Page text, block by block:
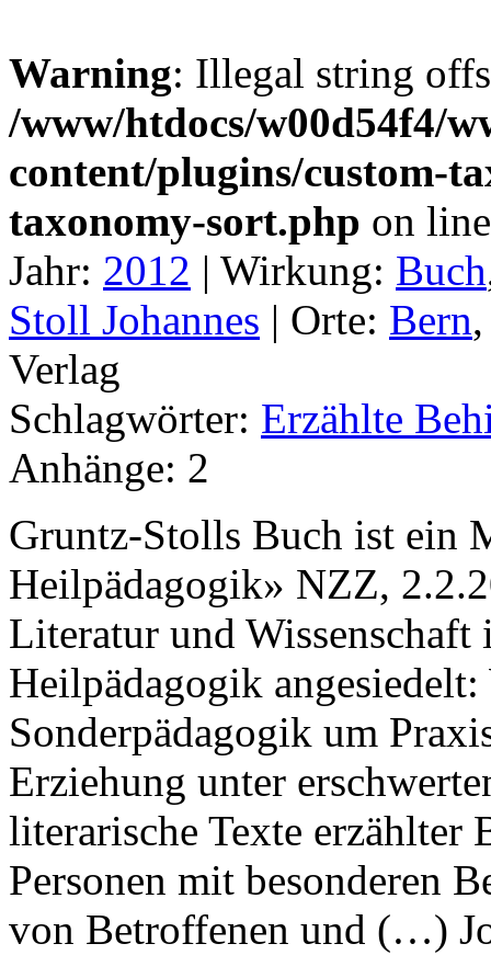
Warning: Illegal string
/www/htdocs/w00d54f4/
content/plugins/custom-
taxonomy-sort.php on
Jahr: 2012 | Wirkung: Buch
Stoll Johannes | Orte: Bern
Verlag
Schlagwörter: Erzählte
Anhänge: 2
Gruntz-Stolls Buch ist ein
Heilpädagogik» NZZ,
Literatur und Wissenschaft
Heilpädagogik
Sonderpädagogik um
Erziehung unter
literarische Texte erzählter
Personen mit besonderen
von Betroffenen und (…)